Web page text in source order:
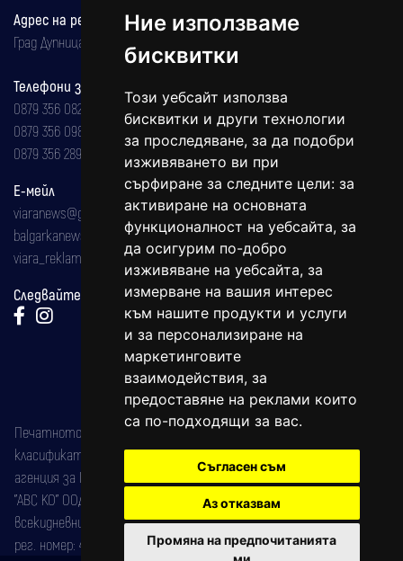
Ние използваме
бисквитки
Този уебсайт използва
бисквитки и други технологии
за проследяване, за да подобри
изживяването ви при
сърфиране за следните цели: за
активиране на основната
функционалност на уебсайта, за
да осигурим по-добро
изживяване на уебсайта, за
измерване на вашия интерес
към нашите продукти и услуги
и за персонализиране на
маркетинговите
взаимодействия, за
предоставяне на реклами които
са по-подходящи за вас.
Съгласен съм
Аз отказвам
Промяна на предпочитанията
Адрес на редакцията
Град Дупница, ул.''Христо Ботев" 43
Телефони за реклама и абонаменти
0879 356 082
0879 356 098
0879 356 289
Е-мейл
viaranews@gmail.com
balgarkanews@gmail.com
viara_reklama@mail.bg
Следвайте ни:
Печатното издание на вестника е регистрирано в националния
класификатор на печатните издания (Българска национална
агенция за ISSN) под номер: ISSN 1312-4722.
"АВС КО" ООД е притежател на марката: Вяра информационен
всекидневник на югозападна България, със свидетелство за марка
рег. номер: 47857/11.05.2004 година.